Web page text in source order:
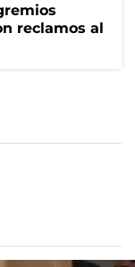
reclamos al